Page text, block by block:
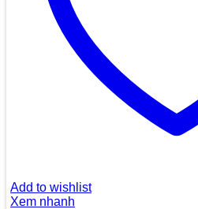
Add to wishlist
Xem nhanh